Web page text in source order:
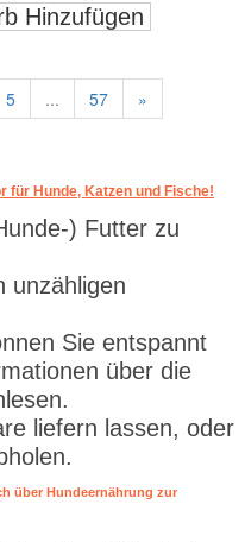
Hinzufügen
5 ... 57 »
für Hunde, Katzen und Fische!
) Futter zu
unzähligen
Sie entspannt
über die
liefern lassen, oder
über Hundeernährung zur